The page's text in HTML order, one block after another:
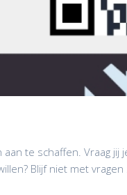
te schaffen. Vraag jij
Blijf niet met